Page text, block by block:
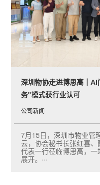
联系我们
人才招聘
在线留言
联系我们
深圳物协走进博思高｜
务"模式获行业认可
公司新闻
7月15日，深圳市物业管
云，协会秘书长张红喜
代表一行莅临博思高，
展开。···